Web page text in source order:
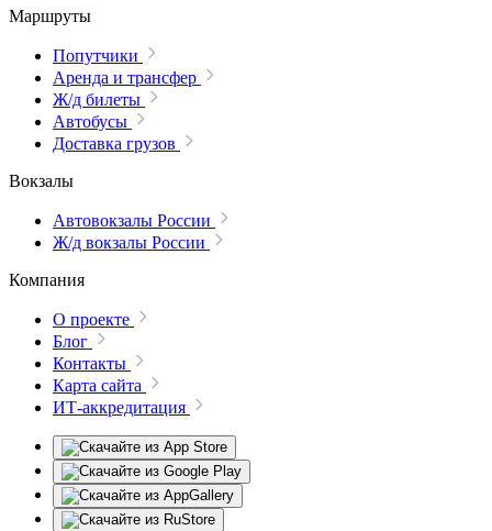
Маршруты
Попутчики
Аренда и трансфер
Ж/д билеты
Автобусы
Доставка грузов
Вокзалы
Автовокзалы России
Ж/д вокзалы России
Компания
О проекте
Блог
Контакты
Карта сайта
ИТ-аккредитация